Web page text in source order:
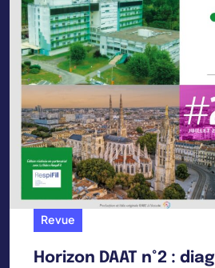
Revue
Horizon DAAT n°2 :